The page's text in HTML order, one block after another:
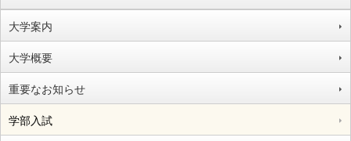
大学案内
大学概要
重要なお知らせ
学部入試